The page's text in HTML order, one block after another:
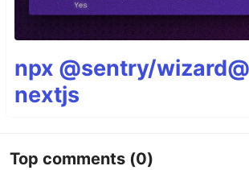
npx @sentry/
nextjs
Top comments (0)